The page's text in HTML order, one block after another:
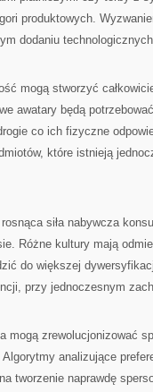
produktowych.
dodaniu
mogą stworzyć
awatary będą
co ich fizyczne
które istnieją
siła nabywcza
Różne kultury mają
do większej
przy jednoczesnym
mogą zrewolucjonizować
analizujące
tworzenie naprawdę